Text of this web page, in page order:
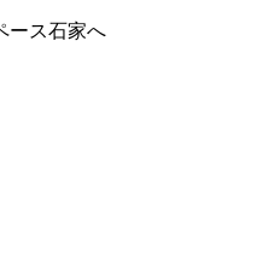
ース石家へ